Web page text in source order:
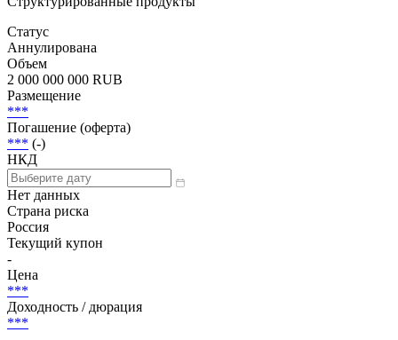
Статус
Аннулирована
Объем
2 000 000 000 RUB
Размещение
***
Погашение (оферта)
*** (-)
НКД
Нет данных
Страна риска
Россия
Текущий купон
-
Цена
***
Доходность / дюрация
***